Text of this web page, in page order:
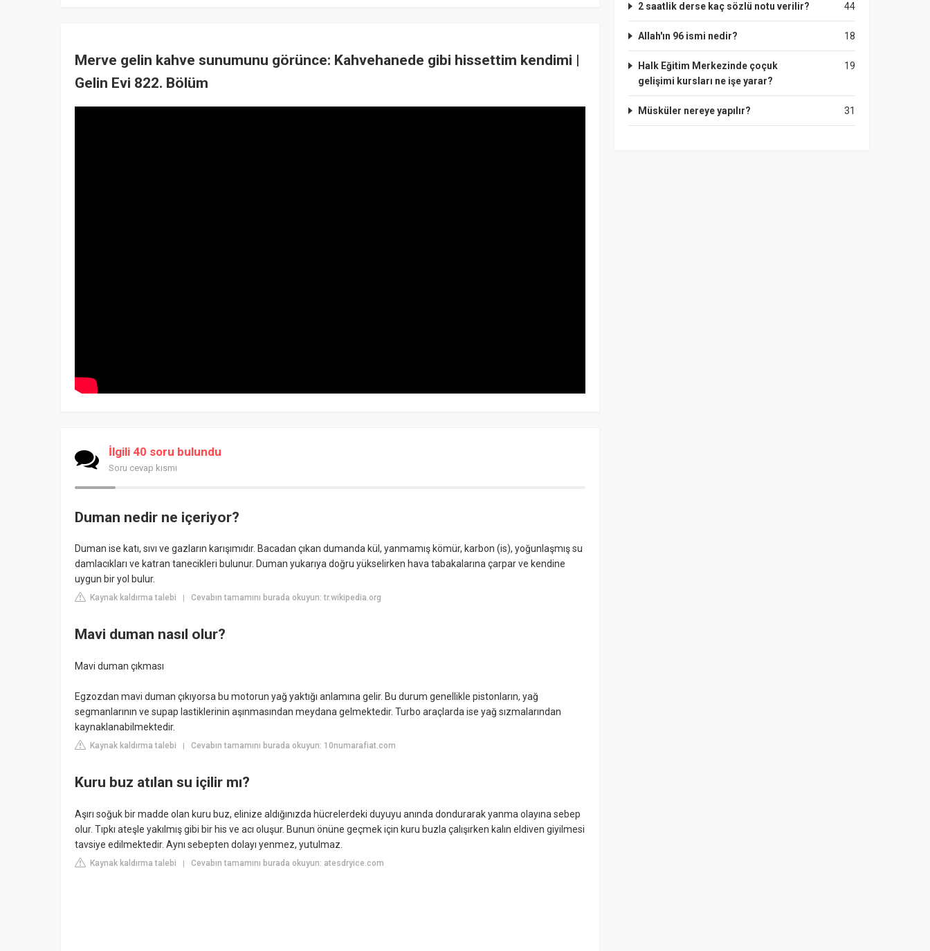
Merve gelin kahve sunumunu görünce: Kahvehanede gibi hissettim kendimi |
Gelin Evi 822. Bölüm
İlgili 40 soru bulundu
Soru cevap kısmı
Duman nedir ne içeriyor?
Duman ise katı, sıvı ve gazların karışımıdır. Bacadan çıkan dumanda kül, yanmamış kömür, karbon (is), yoğunlaşmış su
damlacıkları ve katran tanecikleri bulunur. Duman yukarıya doğru yükselirken hava tabakalarına çarpar ve kendine
uygun bir yol bulur.
Kaynak kaldırma talebi | Cevabın tamamını burada okuyun: tr.wikipedia.org
Mavi duman nasıl olur?
Mavi duman çıkması
Egzozdan mavi duman çıkıyorsa bu motorun yağ yaktığı anlamına gelir. Bu durum genellikle pistonların, yağ
segmanlarının ve supap lastiklerinin aşınmasından meydana gelmektedir. Turbo araçlarda ise yağ sızmalarından
kaynaklanabilmektedir.
Kaynak kaldırma talebi | Cevabın tamamını burada okuyun: 10numarafiat.com
Kuru buz atılan su içilir mı?
Aşırı soğuk bir madde olan kuru buz, elinize aldığınızda hücrelerdeki duyuyu anında dondurarak yanma olayına sebep
olur. Tıpkı ateşle yakılmış gibi bir his ve acı oluşur. Bunun önüne geçmek için kuru buzla çalışırken kalın eldiven giyilmesi
tavsiye edilmektedir. Aynı sebepten dolayı yenmez, yutulmaz.
Kaynak kaldırma talebi | Cevabın tamamını burada okuyun: atesdryice.com
44
2 saatlik derse kaç sözlü notu verilir?
18
Allah'ın 96 ismi nedir?
19
Halk Eğitim Merkezinde çoçuk
gelişimi kursları ne işe yarar?
31
Müsküler nereye yapılır?